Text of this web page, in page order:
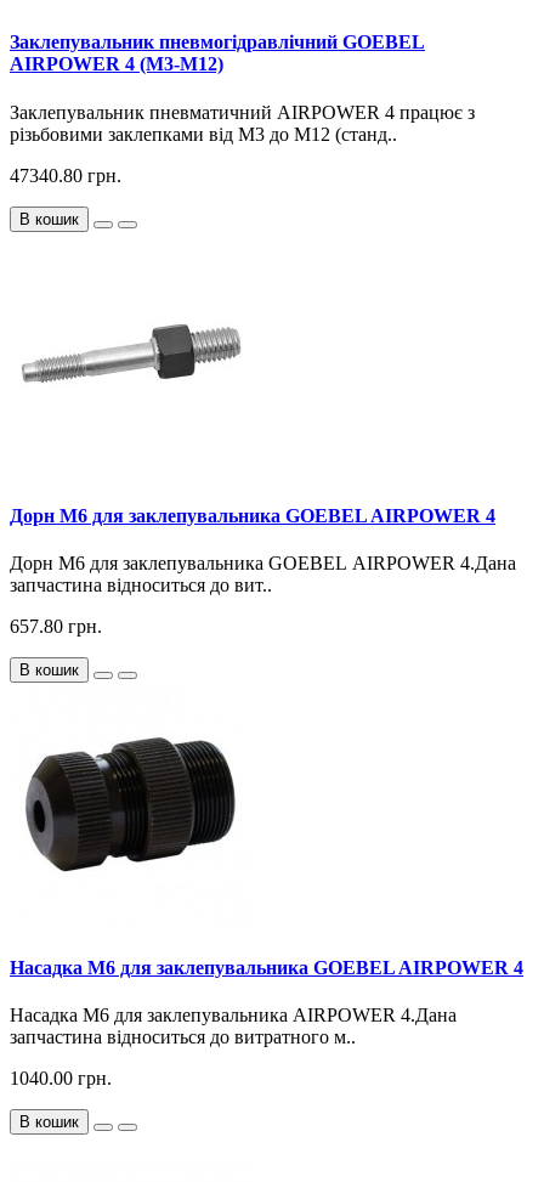
Заклепувальник пневмогідравлічний GOEBEL
AIRPOWER 4 (М3-М12)
Заклепувальник пневматичний AIRPOWER 4 працює з
різьбовими заклепками від М3 до М12 (станд..
47340.80 грн.
В кошик
Дорн М6 для заклепувальника GOEBEL AIRPOWER 4
Дорн М6 для заклепувальника GOEBEL AIRPOWER 4.Дана
запчастина відноситься до вит..
657.80 грн.
В кошик
Насадка М6 для заклепувальника GOEBEL AIRPOWER 4
Насадка М6 для заклепувальника AIRPOWER 4.Дана
запчастина відноситься до витратного м..
1040.00 грн.
В кошик